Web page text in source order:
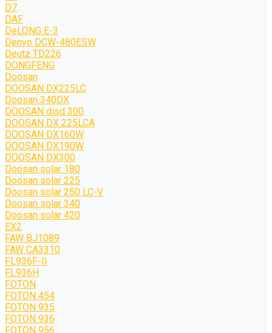
D7
DAF
DeLONG Е-3
Denyo DCW-480ESW
Deutz TD226
DONGFENG
Doosan
DOOSAN DX225LC
Doosan 340DX
DOOSAN disd 300
DOOSAN DX 225LCA
DOOSAN DX160W
DOOSAN DX190W
DOOSAN DX300
Doosan solar 180
Doosan solar 225
Doosan solar 250 LC-V
Doosan solar 340
Doosan solar 420
EX2
FAW BJ1089
FAW CA3310
FL936F-II
FL936H
FOTON
FOTON 454
FOTON 935
FOTON 936
FOTON 956